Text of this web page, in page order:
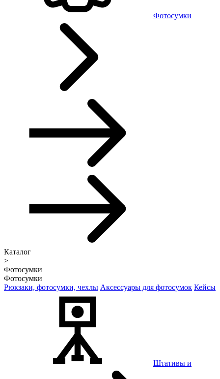
Фотосумки
Каталог
>
Фотосумки
Фотосумки
Рюкзаки, фотосумки, чехлы Аксессуары для фотосумок Кейсы
Штативы и